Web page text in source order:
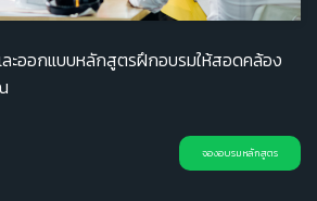
ละออกแบบหลักสูตรฝึกอบรมให้สอดคล้อง
จองอบรมหลักสูตร